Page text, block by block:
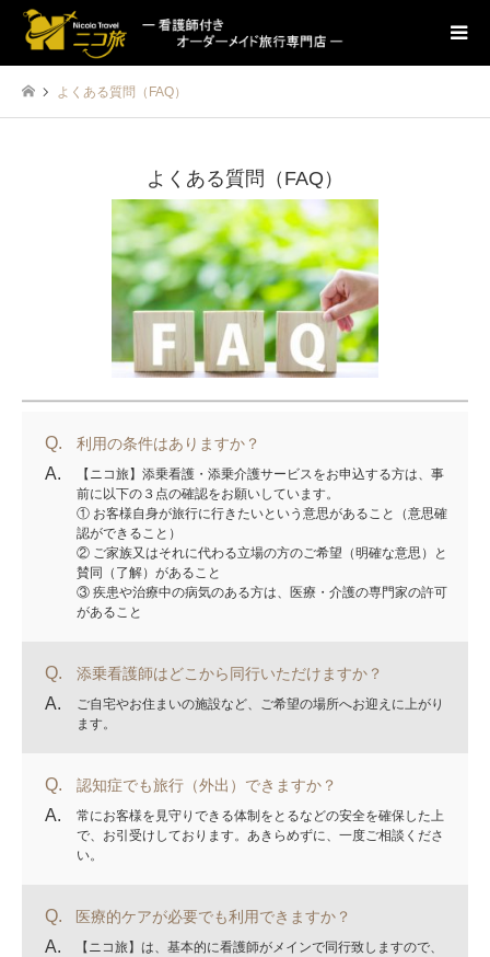
よくある質問（FAQ）
よくある質問（FAQ）
Q.
A.
利用の条件はありますか？
【ニコ旅】添乗看護・添乗介護サービスをお申込する方は、事
前に以下の３点の確認をお願いしています。
① お客様自身が旅行に行きたいという意思があること（意思確
認ができること）
② ご家族又はそれに代わる立場の方のご希望（明確な意思）と
賛同（了解）があること
③ 疾患や治療中の病気のある方は、医療・介護の専門家の許可
があること
Q.
A.
添乗看護師はどこから同行いただけますか？
ご自宅やお住まいの施設など、ご希望の場所へお迎えに上がり
ます。
Q.
A.
認知症でも旅行（外出）できますか？
常にお客様を見守りできる体制をとるなどの安全を確保した上
で、お引受けしております。あきらめずに、一度ご相談くださ
い。
Q.
A.
医療的ケアが必要でも利用できますか？
【ニコ旅】は、基本的に看護師がメインで同行致しますので、